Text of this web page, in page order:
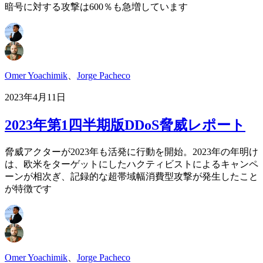
暗号に対する攻撃は600％も急増しています
Omer Yoachimik Jorge Pacheco
2023年4月11日
2023年第1四半期版DDoS脅威レポート
脅威アクターが2023年も活発に行動を開始。2023年の年明け
は、欧米をターゲットにしたハクティビストによるキャンペ
ーンが相次ぎ、記録的な超帯域幅消費型攻撃が発生したこと
が特徴です
Omer Yoachimik Jorge Pacheco